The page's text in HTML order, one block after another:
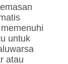
untuk
atau